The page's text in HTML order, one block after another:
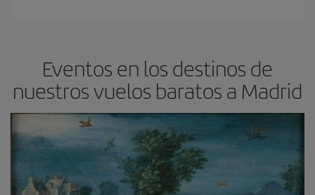
Eventos en los destinos de
nuestros vuelos baratos a Madrid